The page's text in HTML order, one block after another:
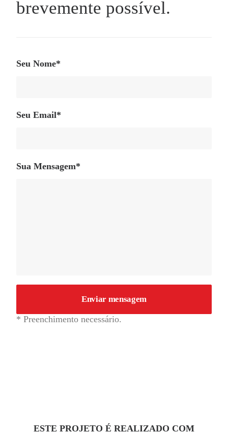
brevemente possível.
Seu Nome*
Seu Email*
Sua Mensagem*
* Preenchimento necessário.
ESTE PROJETO É REALIZADO COM